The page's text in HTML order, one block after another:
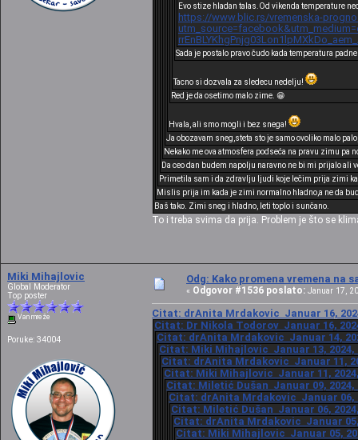
Evo stize hladan talas.Od vikenda temperature
https://www.blic.rs/vremenska-
Sada je postalo pravo čudo kada temperatura
Tacno si dozvala za sledecu nedelju!
Red je da osetimo malo zime. 😁
Hvala, ali smo mogli i bez snega!
Ja obozavam sneg,steta sto je samo ovoliko malo
Nekako me ova atmosfera podseća na pravu zimu
Da ceo dan budem napolju naravno ne bi mi prijalo
Primetila sam i da zdravlju ljudi koje lečim prija zimi
Mislis prija im kada je zimi normalno hladno,a ne da
Baš tako. Zimi sneg i hladno, leti toplo i sunčano.
To i treba svima da prija. Problem je što se
Miki Mihajlovic
Global Moderator
Top poster
Van mreže
Poruke: 34004
Odg: Kako promena vremena na
« Odgovor #1536 poslato: Januar 17,
Citat: drAnita Mrdakovic Januar 16,
Citat: Dr Nikola Todorov Januar 16,
Citat: drAnita Mrdakovic Januar 14,
Citat: Miki Mihajlovic Januar 13, 2024,
Citat: drAnita Mrdakovic Januar 11,
Citat: Miki Mihajlovic Januar 11,
Citat: Miletić Dušan Januar 09, 2024,
Citat: drAnita Mrdakovic Januar 06,
Citat: Miletić Dušan Januar 06,
Citat: drAnita Mrdakovic Januar 05,
Citat: Miki Mihajlovic Januar 05,